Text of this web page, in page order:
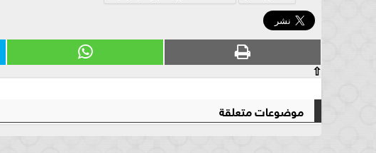
⇧
موضوعات متعلقة